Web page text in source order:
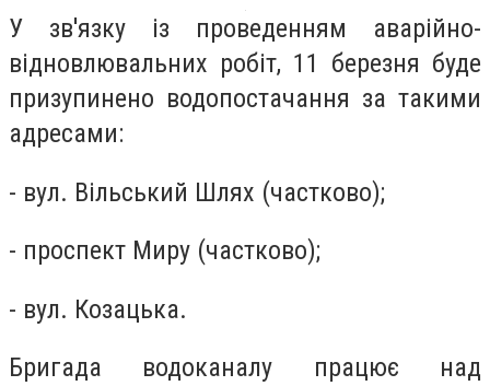
У зв'язку із проведенням аварійно-
відновлювальних робіт, 11 березня буде
призупинено водопостачання за такими
адресами:
- вул. Вільський Шлях (частково);
- проспект Миру (частково);
- вул. Козацька.
Бригада водоканалу працює над